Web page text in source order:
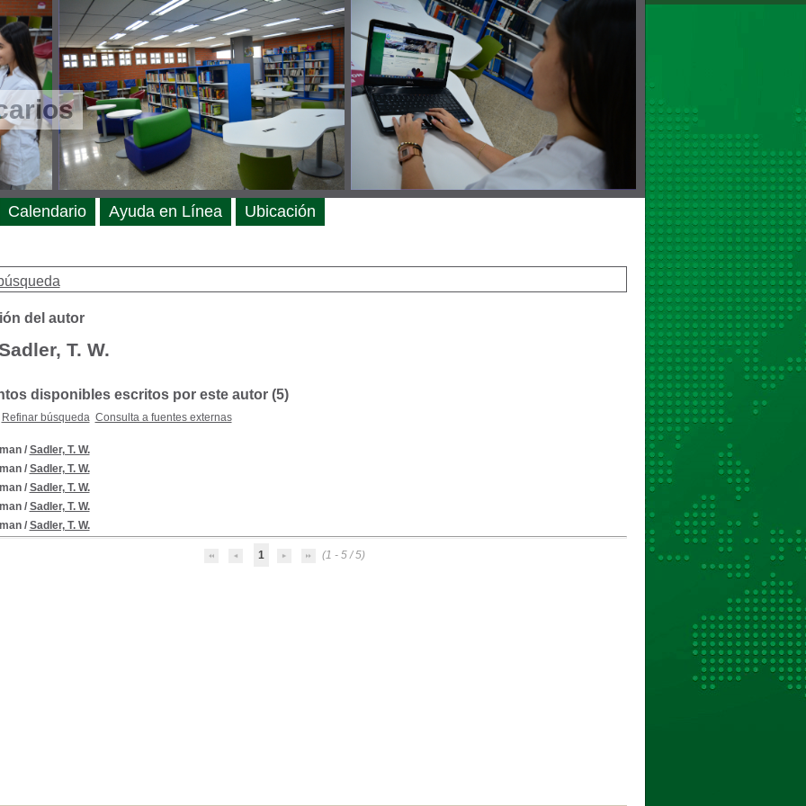
del autor
T. W.
disponibles escritos por este autor (5)
Refinar búsqueda Consulta a fuentes externas
/ Sadler, T. W.
/ Sadler, T. W.
/ Sadler, T. W.
/ Sadler, T. W.
/ Sadler, T. W.
1 (1 - 5 / 5)
Calendario Ayuda en Línea Ubicación